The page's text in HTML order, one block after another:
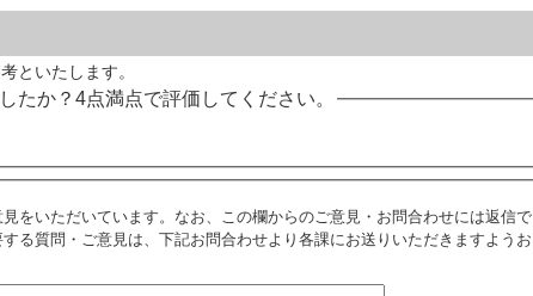
といたします。
たか？4点満点で評価してください。
をいただいています。なお、この欄からのご意見・お問合わせには返信で
る質問・ご意見は、下記お問合わせより各課にお送りいただきますようお